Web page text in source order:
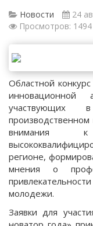
Новости
24
Просмотров: 1494
Областной
инновационной
участвующих в
внимания к
регионе,
мнения о
молодежи.
Заявки для